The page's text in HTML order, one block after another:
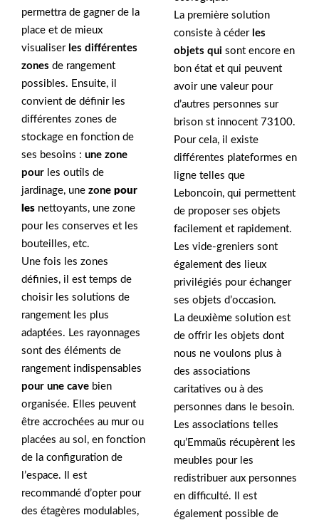
permettra de gagner de la
place et de mieux
visualiser les différentes
zones de rangement
possibles. Ensuite, il
convient de définir les
différentes zones de
stockage en fonction de
ses besoins : une zone
pour les outils de
jardinage, une zone pour
les nettoyants, une zone
pour les conserves et les
bouteilles, etc.
Une fois les zones
définies, il est temps de
choisir les solutions de
rangement les plus
adaptées. Les rayonnages
sont des éléments de
rangement indispensables
pour une cave bien
organisée. Elles peuvent
être accrochées au mur ou
placées au sol, en fonction
de la configuration de
l’espace. Il est
recommandé d’opter pour
des étagères modulables,
La première solution
consiste à céder les
objets qui sont encore en
bon état et qui peuvent
avoir une valeur pour
d’autres personnes sur
brison st innocent 73100.
Pour cela, il existe
différentes plateformes en
ligne telles que
Leboncoin, qui permettent
de proposer ses objets
facilement et rapidement.
Les vide-greniers sont
également des lieux
privilégiés pour échanger
ses objets d’occasion.
La deuxième solution est
de offrir les objets dont
nous ne voulons plus à
des associations
caritatives ou à des
personnes dans le besoin.
Les associations telles
qu’Emmaüs récupèrent les
meubles pour les
redistribuer aux personnes
en difficulté. Il est
également possible de